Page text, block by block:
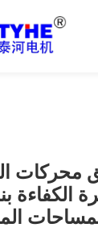
محركات